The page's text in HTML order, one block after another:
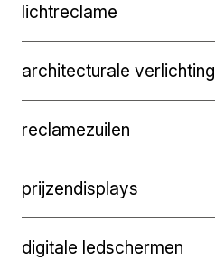
lichtreclame
architecturale verlichting
reclamezuilen
prijzendisplays
digitale ledschermen